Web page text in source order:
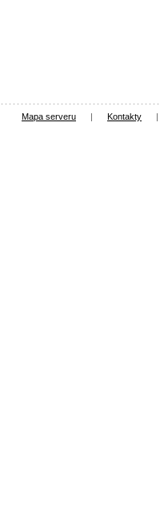
Mapa serveru | Kontakty |